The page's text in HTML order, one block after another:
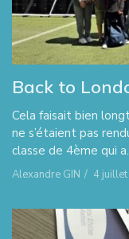
Back to
Cela faisait bien
ne s’étaient pas
classe de 4ème qui
Alexandre GIN / 4